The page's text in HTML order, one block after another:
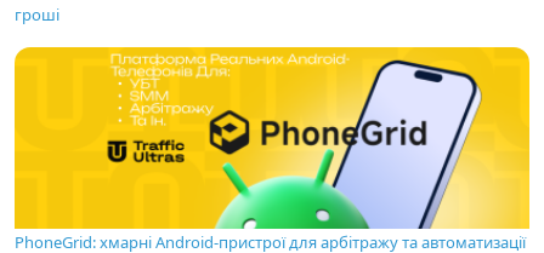
гроші
PhoneGrid: хмарні Android-пристрої для арбітражу та автоматизації